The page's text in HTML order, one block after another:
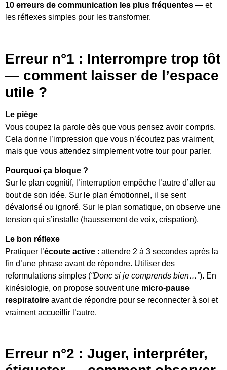
10 erreurs de communication les plus fréquentes — et
les réflexes simples pour les transformer.
Erreur n°1 : Interrompre trop tôt
— comment laisser de l’espace
utile ?
Le piège
Vous coupez la parole dès que vous pensez avoir compris.
Cela donne l’impression que vous n’écoutez pas vraiment,
mais que vous attendez simplement votre tour pour parler.
Pourquoi ça bloque ?
Sur le plan cognitif, l’interruption empêche l’autre d’aller au
bout de son idée. Sur le plan émotionnel, il se sent
dévalorisé ou ignoré. Sur le plan somatique, on observe une
tension qui s’installe (haussement de voix, crispation).
Le bon réflexe
Pratiquer l’écoute active : attendre 2 à 3 secondes après la
fin d’une phrase avant de répondre. Utiliser des
reformulations simples (“Donc si je comprends bien…”). En
kinésiologie, on propose souvent une micro-pause
respiratoire avant de répondre pour se reconnecter à soi et
vraiment accueillir l’autre.
Erreur n°2 : Juger, interpréter,